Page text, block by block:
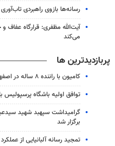
رسانه‌ها بازوی راهبردی
آیت‌الله مظفری: قرارگاه عفاف
می‌کند
پربازدیدترین ها
کامیون با راننده ۸ ساله در اصفهان توقیف شد
توافق اولیه باشگاه پرسپولیس
گرامیداشت سپهبد شهید
برگزار شد
تمجید رسانه آلبانیایی از